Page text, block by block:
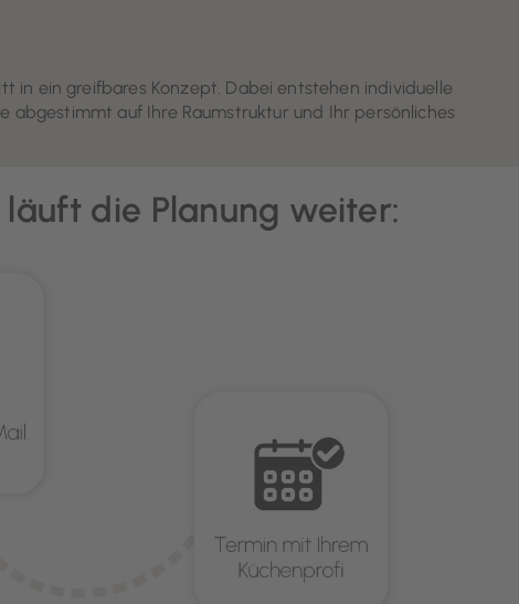
in ein greifbares Konzept. Dabei entstehen individuelle
abgestimmt auf Ihre Raumstruktur und Ihr persönliches
die Planung weiter: